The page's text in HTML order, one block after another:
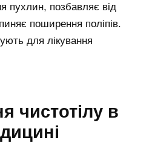
пухлин, позбавляє від
поширення поліпів.
для лікування
чистотілу в